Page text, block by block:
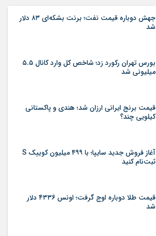
جهش دوباره قیمت نفت؛ برنت بشکه‌ای ۸۳ دلار
شد
بورس تهران رکورد زد؛ شاخص کل وارد کانال ۵.۵
میلیونی شد
قیمت برنج ایرانی ارزان شد؛ هندی و پاکستانی
کیلویی چند؟
آغاز فروش جدید سایپا؛ با ۴۹۹ میلیون کوییک S
ثبت‌نام کنید
قیمت طلا دوباره اوج گرفت؛ اونس ۴۳۳۶ دلار
شد